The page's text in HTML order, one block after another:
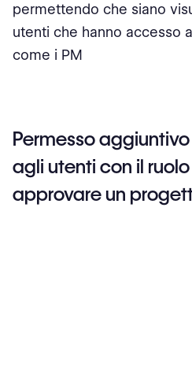
permettendo che siano
utenti che hanno accesso
come i PM
Permesso
agli utenti con il
approvare un